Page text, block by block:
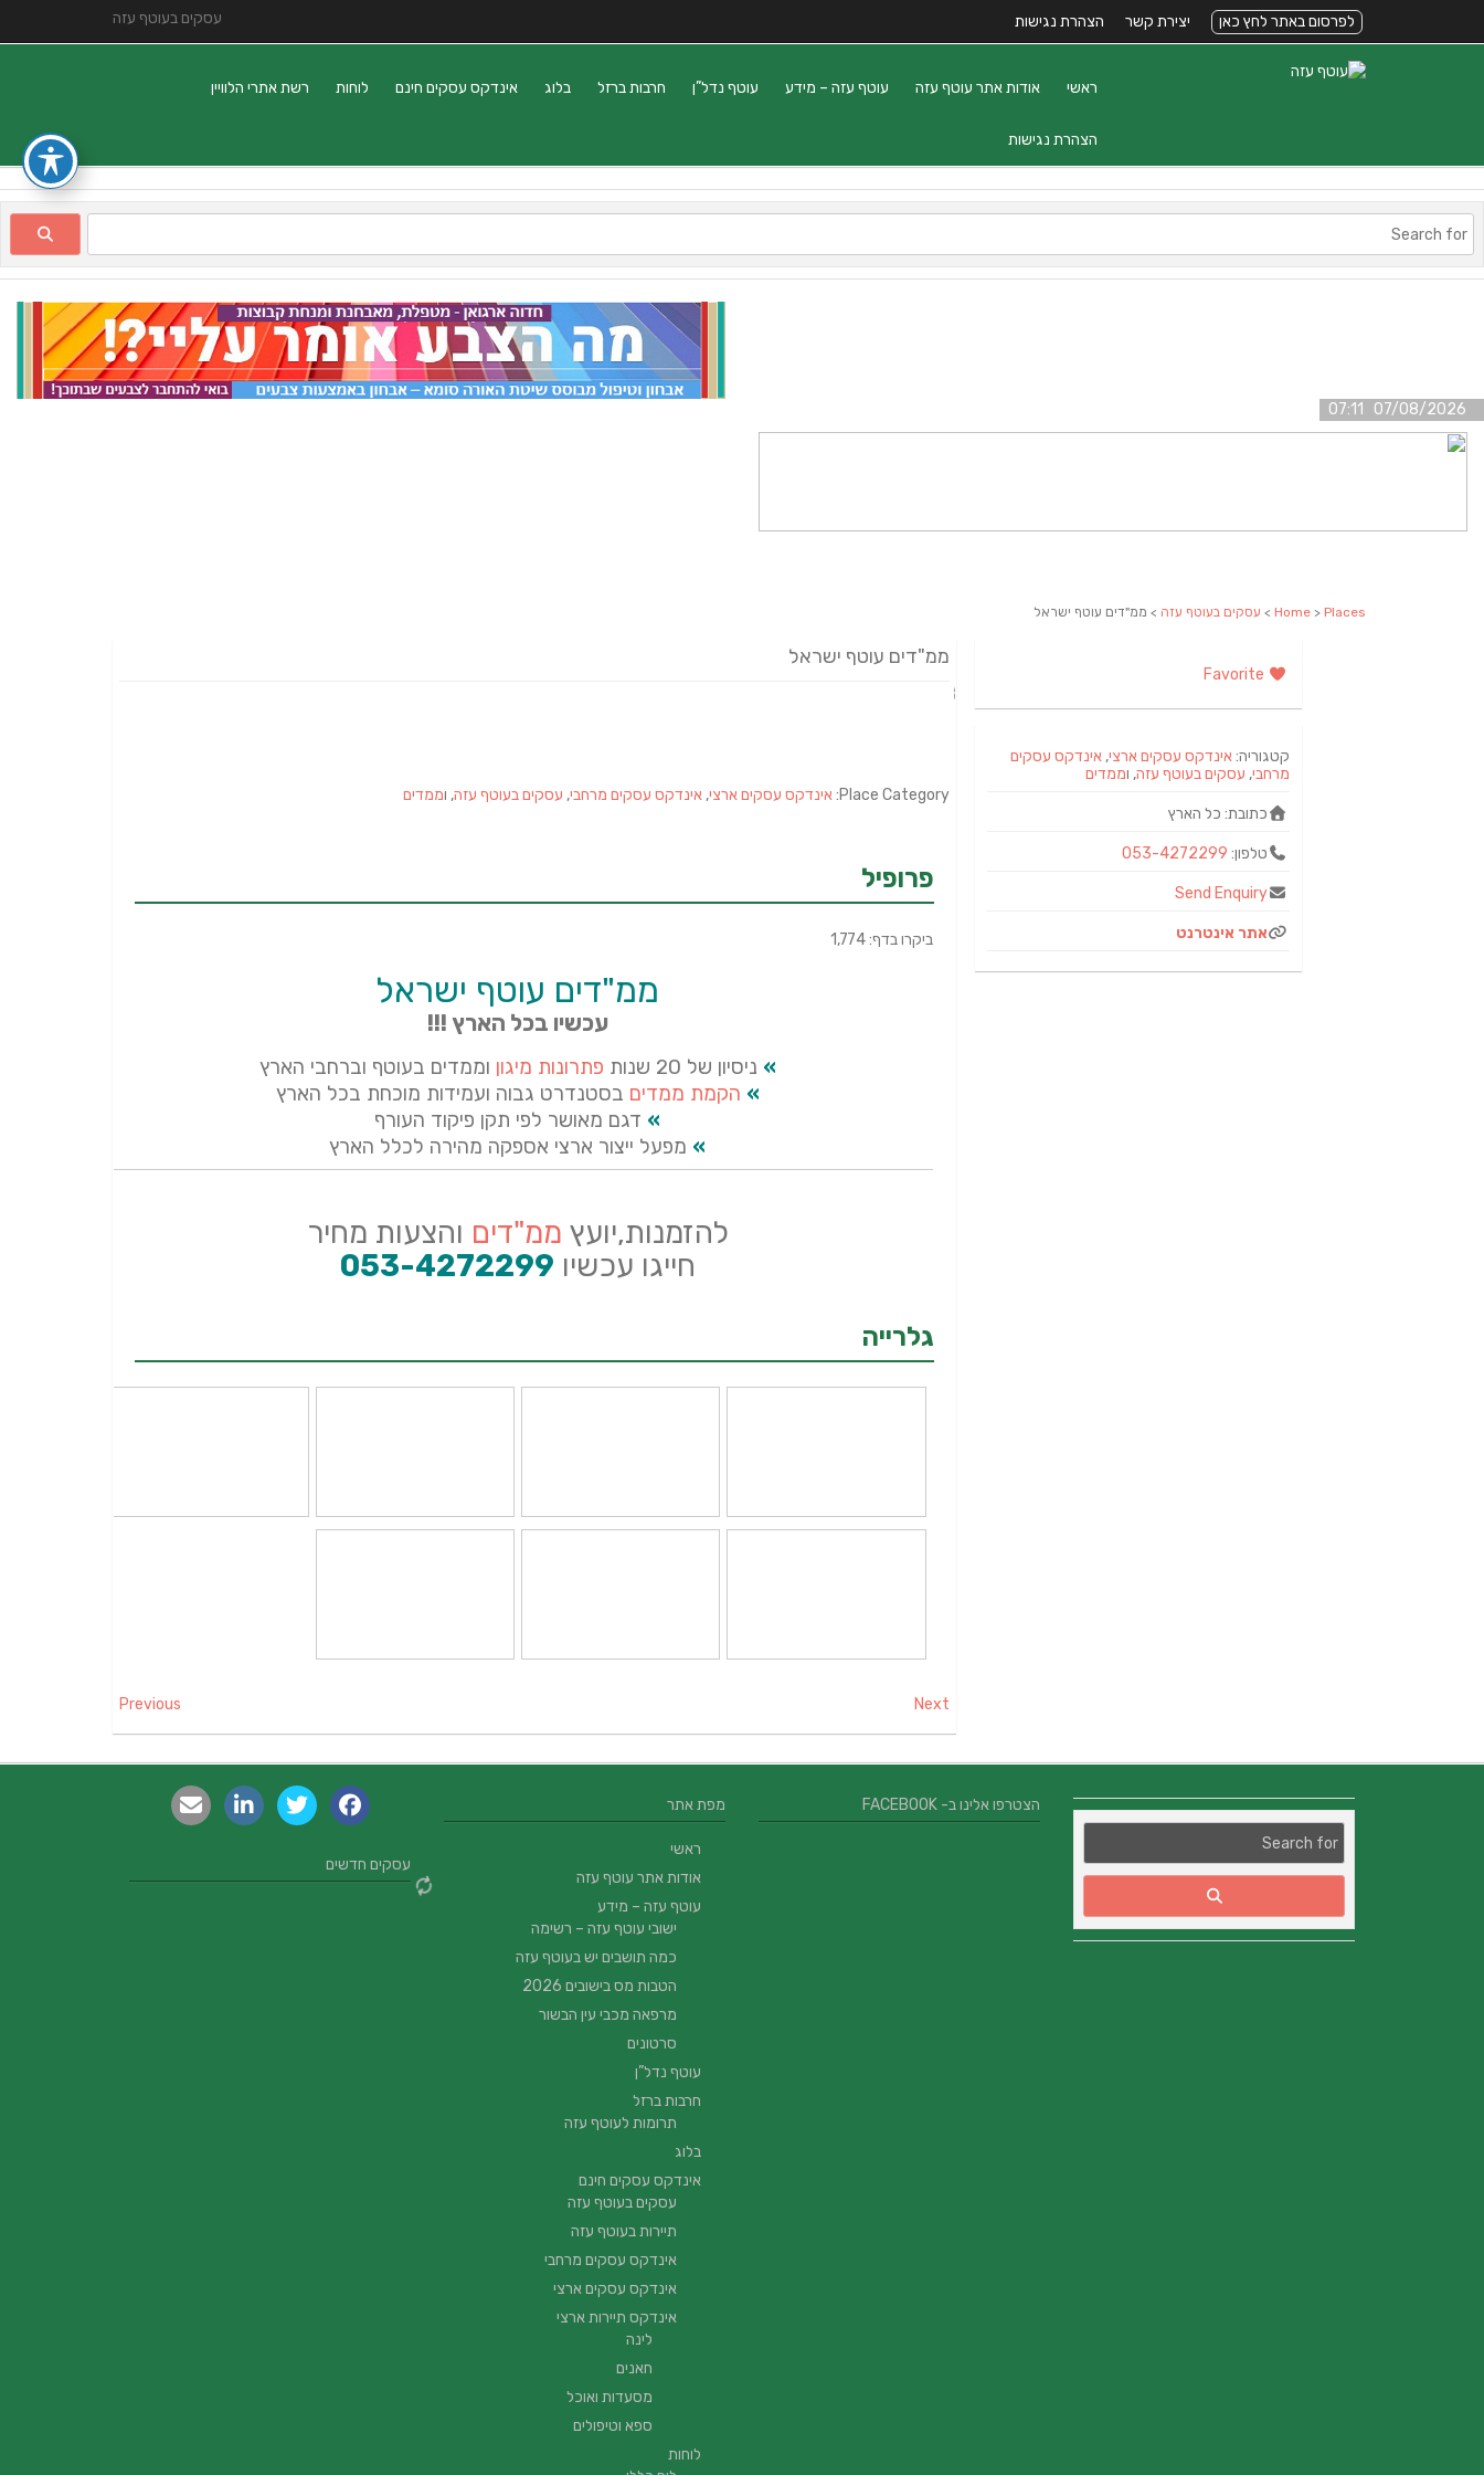
עסקים בעוטף עזה לפרסום באתר לחץ כאן יצירת קשר הצהרת נגישות
ראשי אודות אתר עוטף עזה עוטף עזה – מידע עוטף נדל”ן חרבות ברזל בלוג אינדקס עסקים חינם לוחות רשת אתרי הלוויין
הצהרת נגישות
07/08/2026 07:11
Home > Places
> עסקים בעוטף עזה > ממ"דים עוטף ישראל
ממ"דים עוטף ישראל
Place Category: אינדקס עסקים ארצי,אינדקס עסקים מרחבי, עסקים בעוטף עזה, וממדים
פרופיל
ביקרו בדף: 1,774
ממ"דים עוטף ישראל
עכשיו בכל הארץ !!!
» ניסיון של 20 שנות פתרונות מיגון וממדים בעוטף וברחבי הארץ
» הקמת ממדים בסטנדרט גבוה ועמידות מוכחת בכל הארץ
» דגם מאושר לפי תקן פיקוד העורף
» מפעל ייצור ארצי אספקה מהירה לכלל הארץ
להזמנות,יועץ ממ"דים והצעות מחיר
חייגו עכשיו 053-4272299
גלרייה
Previous Next
קטגוריה:אינדקס עסקים ארצי, אינדקס עסקים
מרחבי, עסקים בעוטף עזה, וממדים
כתובת: כל הארץ
טלפון: 053-4272299
Send Enquiry
אתר אינטרנט
עסקים חדשים
מפת אתר
ראשי
אודות אתר עוטף עזה
עוטף עזה – מידע
ישובי עוטף עזה – רשימה
כמה תושבים יש בעוטף עזה
הטבות מס בישובים 2026
מרפאה מכבי עין הבשור
סרטונים
עוטף נדל”ן
חרבות ברזל
תרומות לעוטף עזה
בלוג
אינדקס עסקים חינם
עסקים בעוטף עזה
תיירות בעוטף עזה
אינדקס עסקים מרחבי
אינדקס עסקים ארצי
אינדקס תיירות ארצי
לינה
חאנים
מסעדות ואוכל
ספא וטיפולים
לוחות
הצטרפו אלינו ב- FACEBOOK